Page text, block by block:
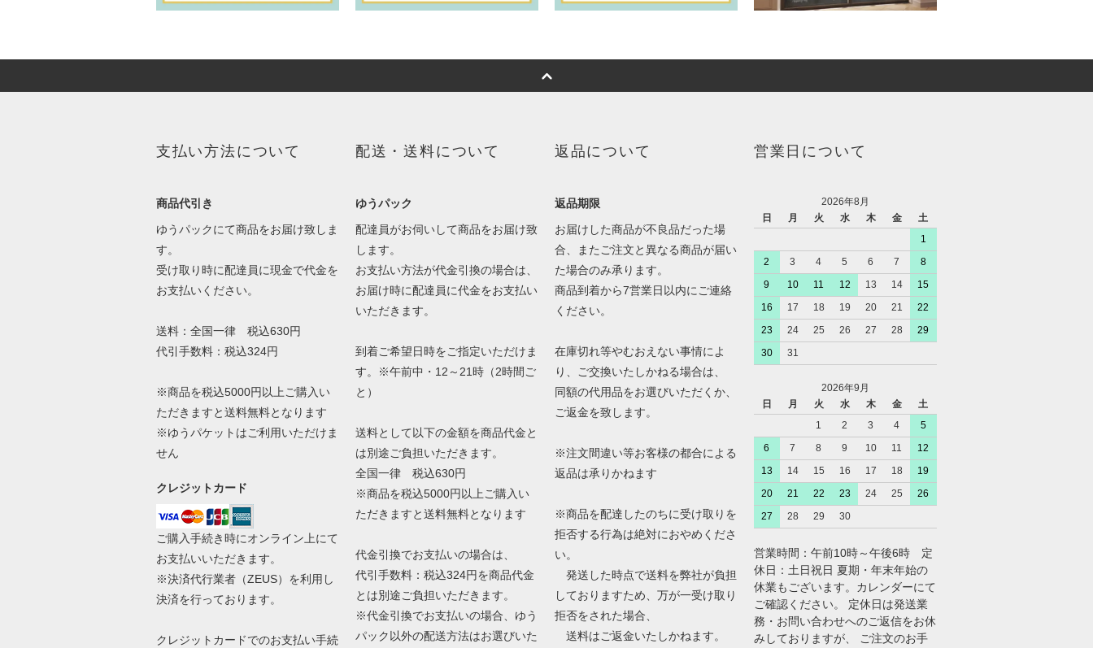
支払い方法について
商品代引き
ゆうパックにて商品をお届け致しま
す。
受け取り時に配達員に現金で代金を
お支払いください。
送料：全国一律 税込630円
代引手数料：税込324円
※商品を税込5000円以上ご購入い
ただきますと送料無料となります
※ゆうパケットはご利用いただけま
せん
クレジットカード
ご購入手続き時にオンライン上にて
お支払いいただきます。
※決済代行業者（ZEUS）を利用し
決済を行っております。
クレジットカードでのお支払い手続
配送・送料について
ゆうパック
配達員がお伺いして商品をお届け致
します。
お支払い方法が代金引換の場合は、
お届け時に配達員に代金をお支払い
いただきます。
到着ご希望日時をご指定いただけま
す。※午前中・12～21時（2時間ご
と）
送料として以下の金額を商品代金と
は別途ご負担いただきます。
全国一律 税込630円
※商品を税込5000円以上ご購入い
ただきますと送料無料となります
代金引換でお支払いの場合は、
代引手数料：税込324円を商品代金
とは別途ご負担いただきます。
※代金引換でお支払いの場合、ゆう
パック以外の配送方法はお選びいた
返品について
返品期限
お届けした商品が不良品だった場
合、またご注文と異なる商品が届い
た場合のみ承ります。
商品到着から7営業日以内にご連絡
ください。
在庫切れ等やむおえない事情によ
り、ご交換いたしかねる場合は、
同額の代用品をお選びいただくか、
ご返金を致します。
※注文間違い等お客様の都合による
返品は承りかねます
※商品を配達したのちに受け取りを
拒否する行為は絶対におやめくださ
い。
発送した時点で送料を弊社が負担
しておりますため、万が一受け取り
拒否をされた場合、
送料はご返金いたしかねます。
営業日について
2026年8月
日
月 火 水 木 金
土
1
2
3 4 5 6 7
8
9
10 11 12 13 14
15
16
17 18 19 20 21
22
23
24 25 26 27 28
29
30
31
2026年9月
日
月 火 水 木 金
土
1
2 3 4
5
6
7 8 9 10 11
12
13
14 15 16 17 18
19
20
21 22 23 24 25
26
27
28 29 30
営業時間：午前10時～午後6時 定
休日：土日祝日 夏期・年末年始の
休業もございます。カレンダーにて
ご確認ください。 定休日は発送業
務・お問い合わせへのご返信をお休
みしておりますが、 ご注文のお手